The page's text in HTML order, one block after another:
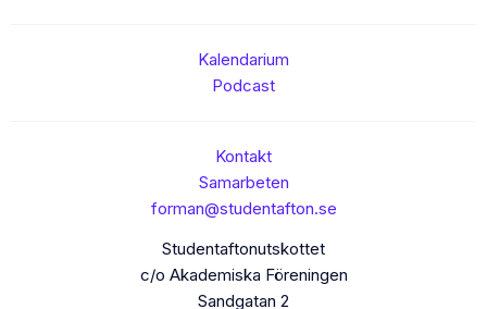
Kalendarium
Podcast
Kontakt
Samarbeten
forman@studentafton.se
Studentaftonutskottet
c/o Akademiska Föreningen
Sandgatan 2